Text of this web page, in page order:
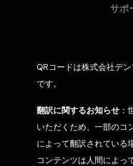
サポ
QRコードは株式会社デ
です。
翻訳に関するお知らせ ：
いただくため、一部のコ
によって翻訳されている
コンテンツは人間によっ